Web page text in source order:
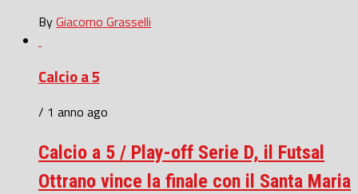
ByGiacomo Grasselli
Calcio a 5
/ 1 anno ago
Calcio a 5 / Play-off Serie D, il Futsal
Ottrano vince la finale con il Santa Maria